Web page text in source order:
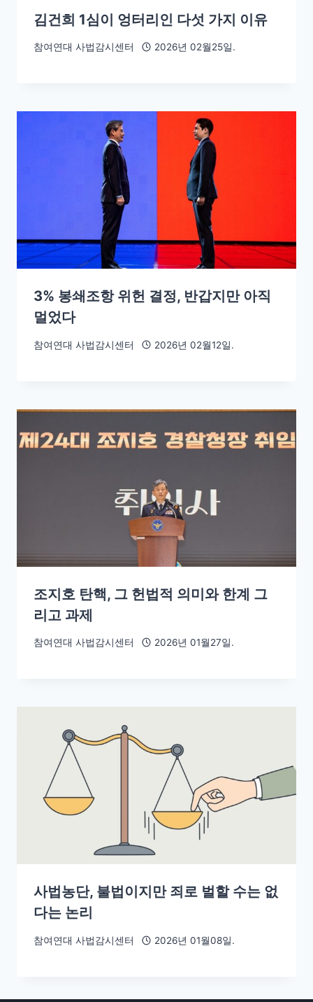
김건희 1심이 엉터리인 다섯 가지 이유
참여연대 사법감시센터 2026년 02월25일.
3% 봉쇄조항 위헌 결정, 반갑지만 아직
멀었다
참여연대 사법감시센터 2026년 02월12일.
조지호 탄핵, 그 헌법적 의미와 한계 그
리고 과제
참여연대 사법감시센터 2026년 01월27일.
사법농단, 불법이지만 죄로 벌할 수는 없
다는 논리
참여연대 사법감시센터 2026년 01월08일.